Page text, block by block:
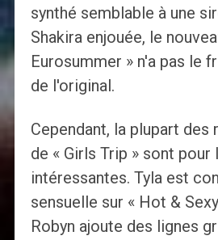
synthé semblable à une
Shakira enjouée, le
Eurosummer » n'a pas le
de l'original.
Cependant, la plupart des
de « Girls Trip » sont pour
intéressantes. Tyla est
sensuelle sur « Hot &
Robyn ajoute des lignes